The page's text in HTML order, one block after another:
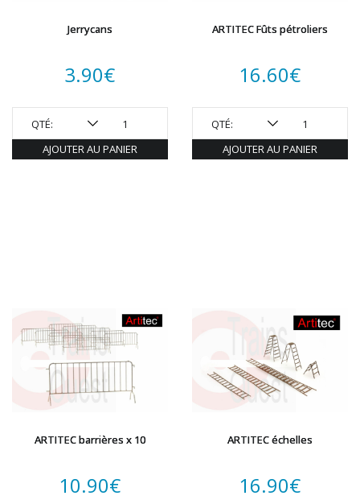
Jerrycans
3.90€
QTÉ:
AJOUTER AU PANIER
ARTITEC Fûts pétroliers
16.60€
QTÉ:
AJOUTER AU PANIER
ARTITEC barrières x 10
10.90€
ARTITEC échelles
16.90€